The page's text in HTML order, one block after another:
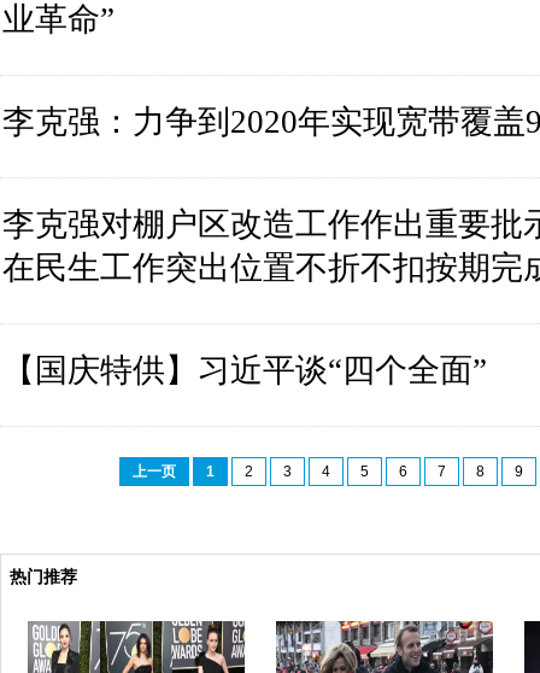
业革命”
李克强：力争到2020年实现宽带覆盖
李克强对棚户区改造工作作出重要批
在民生工作突出位置不折不扣按期完
【国庆特供】习近平谈“四个全面”
上一页 1 2 3 4 5 6 7 8 9
热门推荐